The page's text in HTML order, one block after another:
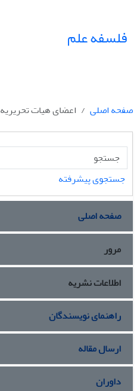
فلسفه علم
صفحه اصلی اعضای هیات تحریریه
جستجوی پیشرفته
صفحه اصلی
مرور
اطلاعات نشریه
راهنمای نویسندگان
ارسال مقاله
داوران